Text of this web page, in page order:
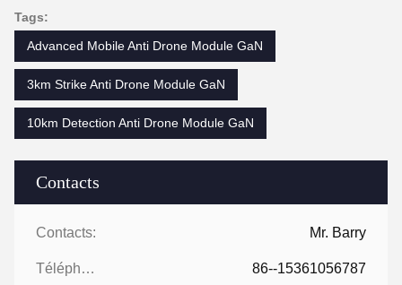
Contacts
Contacts: Mr. Barry
Téléphone: 86--15361056787
Tags:
Advanced Mobile Anti Drone Module GaN
3km Strike Anti Drone Module GaN
10km Detection Anti Drone Module GaN